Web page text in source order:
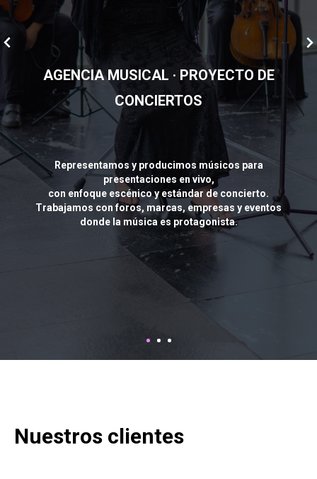
AGENCIA MUSICAL · PROYECTO DE
CONCIERTOS
Representamos y producimos músicos para
presentaciones en vivo,
con enfoque escénico y estándar de concierto.
Trabajamos con foros, marcas, empresas y eventos
donde la música es protagonista.
Nuestros clientes